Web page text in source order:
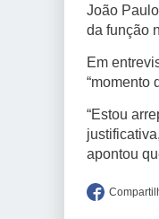
João
da função
Em
“momento
“Estou
apontou